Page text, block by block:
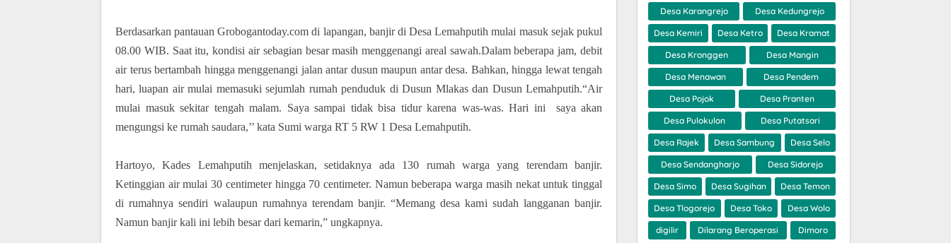
Berdasarkan pantauan Grobogantoday.com di lapangan, banjir di Desa Lemahputih mulai masuk sejak pukul
08.00 WIB. Saat itu, kondisi air sebagian besar masih menggenangi areal sawah.Dalam beberapa jam, debit
air terus bertambah hingga menggenangi jalan antar dusun maupun antar desa. Bahkan, hingga lewat tengah
hari, luapan air mulai memasuki sejumlah rumah penduduk di Dusun Mlakas dan Dusun Lemahputih.“Air
mulai masuk sekitar tengah malam. Saya sampai tidak bisa tidur karena was-was. Hari ini saya akan
mengungsi ke rumah saudara,’’ kata Sumi warga RT 5 RW 1 Desa Lemahputih.
Hartoyo, Kades Lemahputih menjelaskan, setidaknya ada 130 rumah warga yang terendam banjir.
Ketinggian air mulai 30 centimeter hingga 70 centimeter. Namun beberapa warga masih nekat untuk tinggal
di rumahnya sendiri walaupun rumahnya terendam banjir. “Memang desa kami sudah langganan banjir.
Namun banjir kali ini lebih besar dari kemarin,” ungkapnya.
Desa Karangrejo Desa Kedungrejo
Desa Kemiri Desa Ketro Desa Kramat
Desa Kronggen Desa Mangin
Desa Menawan Desa Pendem
Desa Pojok Desa Pranten
Desa Pulokulon Desa Putatsari
Desa Rajek Desa Sambung Desa Selo
Desa Sendangharjo Desa Sidorejo
Desa Simo Desa Sugihan Desa Temon
Desa Tlogorejo Desa Toko Desa Wolo
digilir Dilarang Beroperasi Dimoro